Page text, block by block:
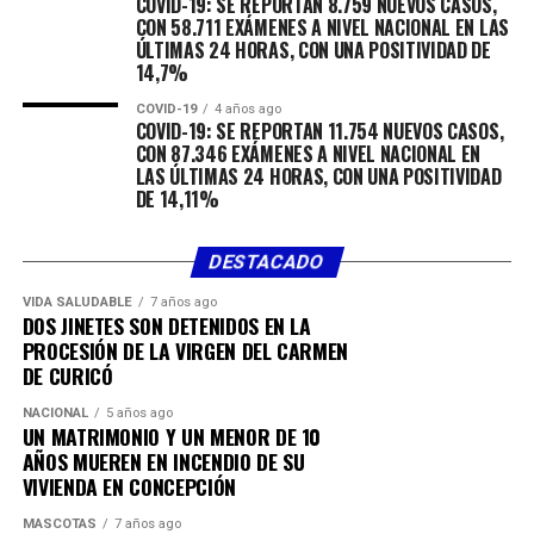
Importante apoyo para las familias
Marta Muñoz de 96 años sufre -entre otras cosas- de
una afección en su pecho,
desde hace más de un año es visitada de forma regular
en su hogar por el equipo
de postrados, así lo da a conocer su hija María Eugenia
Donoso, quien se dedica
exclusivamente al cuidado de su madre. “Me han
ayudado de muchas maneras,
porque yo soy sola prácticamente para cuidar a mi
mamá y ellos me dan todo el
apoyo. Si mi mama sufre de alguna afección sobre todo
del pecho, ellos me traen
la doctora, me dan los medicamentos, son maravillosos,
sino los tuviéramos a
ellos, yo creo que la gente se iría mucho más rápido de
CON 58.711 EXÁMENES A NIVEL NACIONAL EN LAS
ÚLTIMAS 24 HORAS, CON UNA POSITIVIDAD DE
14,7%
COVID-19 4 años ago
COVID-19: SE REPORTAN 11.754 NUEVOS CASOS,
CON 87.346 EXÁMENES A NIVEL NACIONAL EN
LAS ÚLTIMAS 24 HORAS, CON UNA POSITIVIDAD
DE 14,11%
DESTACADO
VIDA SALUDABLE 7 años ago
DOS JINETES SON DETENIDOS EN LA
PROCESIÓN DE LA VIRGEN DEL CARMEN
DE CURICÓ
NACIONAL 5 años ago
UN MATRIMONIO Y UN MENOR DE 10
AÑOS MUEREN EN INCENDIO DE SU
VIVIENDA EN CONCEPCIÓN
MASCOTAS 7 años ago